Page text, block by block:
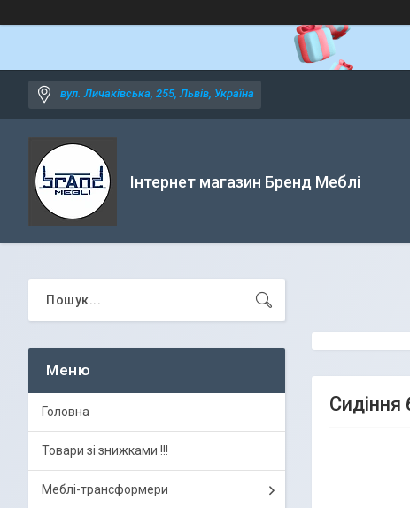
вул. Личаківська, 255, Львів, Україна
Інтернет магазин Бренд Меблі
Головна
Товари зі знижками !!!
Меблі-трансформери